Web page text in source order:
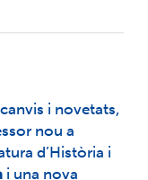
i novetats,
nou a
d’Història i
i una nova